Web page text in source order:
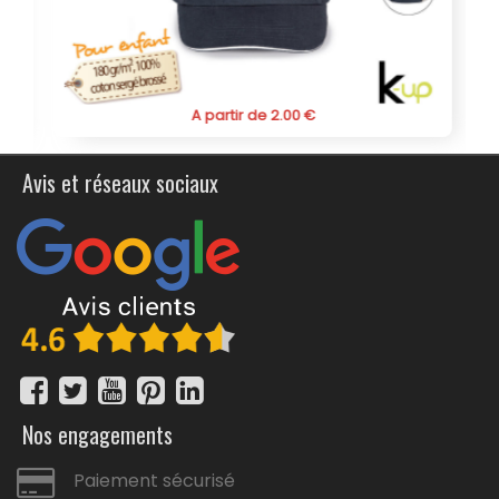
A partir de 2.00 €
Avis et réseaux sociaux
Nos engagements
Paiement sécurisé